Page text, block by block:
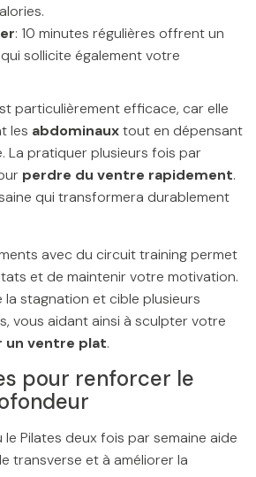
: 10 minutes régulières offrent un
sollicite également votre
particulièrement efficace, car elle
les abdominauxtout en dépensant
La pratiquer plusieurs fois par
perdre du ventre rapidement.
qui transformera durablement
avec du circuit training permet
et de maintenir votre motivation.
stagnation et cible plusieurs
vous aidant ainsi à sculpter votre
un ventre plat.
pour renforcer le
Pilates deux fois par semaine aide
transverse et à améliorer la